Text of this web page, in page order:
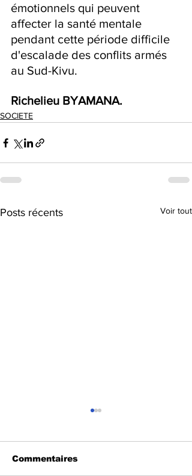
émotionnels qui peuvent
affecter la santé mentale
pendant cette période difficile
d'escalade des conflits armés
au Sud-Kivu.
Richelieu BYAMANA.
SOCIETE
Posts récents Voir tout
Commentaires